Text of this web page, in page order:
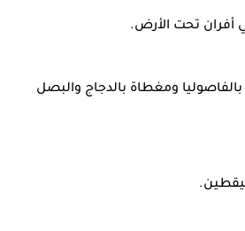
أفران تحت الأرض.
ومغطاة بالدجاج والبصل